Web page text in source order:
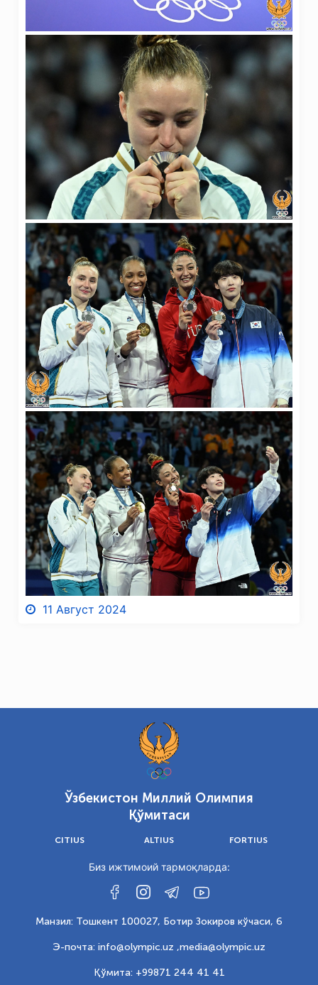
11 Август 2024
Ўзбекистон Миллий Олимпия
Қўмитаси
CITIUS ALTIUS FORTIUS
Биз ижтимоий тармоқларда:
Манзил: Тошкент 100027, Ботир Зокиров кўчаси, 6
Э-почта: info@olympic.uz ,media@olympic.uz
Қўмита: +99871 244 41 41